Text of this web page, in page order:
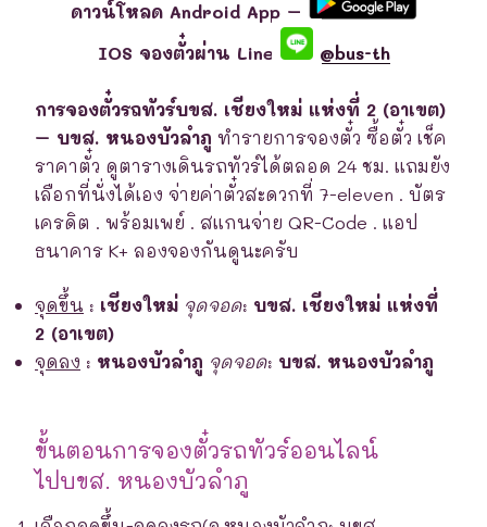
ดาวน์โหลด Android App –
IOS จองตั๋วผ่าน Line
@bus-th
การจองตั๋วรถทัวร์บขส. เชียงใหม่ แห่งที่ 2 (อาเขต)
– บขส. หนองบัวลำภู ทำรายการจองตั๋ว ซื้อตั๋ว เช็ค
ราคาตั๋ว ดูตารางเดินรถทัวร์ได้ตลอด 24 ชม. แถมยัง
เลือกที่นั่งได้เอง จ่ายค่าตั๋วสะดวกที่ 7-eleven . บัตร
เครดิต . พร้อมเพย์ . สแกนจ่าย QR-Code . แอป
ธนาคาร K+ ลองจองกันดูนะครับ
จุดขึ้น : เชียงใหม่ จุดจอด: บขส. เชียงใหม่ แห่งที่
2 (อาเขต)
จุดลง : หนองบัวลำภู จุดจอด: บขส. หนองบัวลำภู
ขั้นตอนการจองตั๋วรถทัวร์ออนไลน์
ไปบขส. หนองบัวลำภู